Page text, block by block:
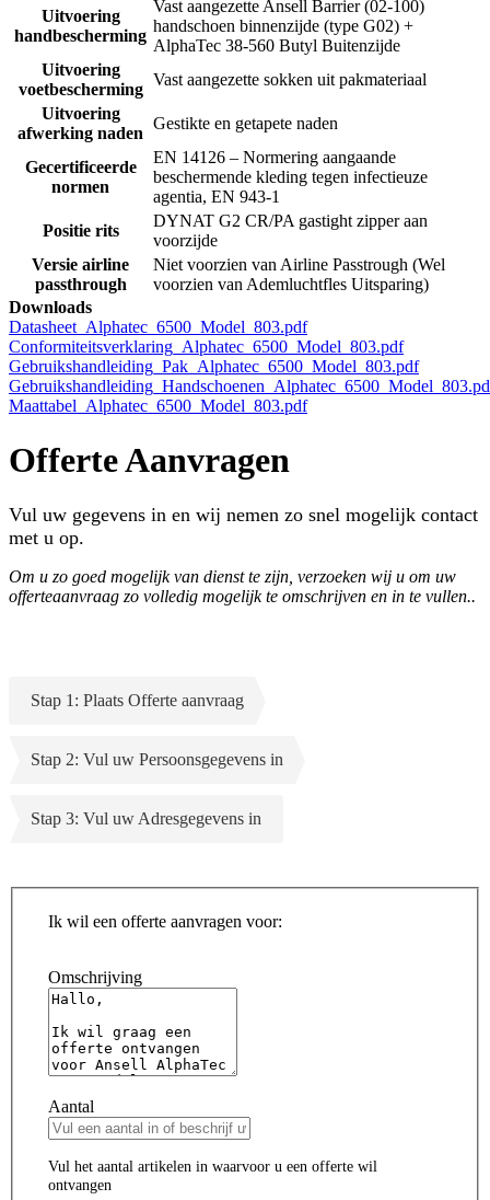
Uitvoering
handbescherming
Vast aangezette Ansell Barrier (02-100)
handschoen binnenzijde (type G02) +
AlphaTec 38-560 Butyl Buitenzijde
Uitvoering
voetbescherming
Vast aangezette sokken uit pakmateriaal
Uitvoering
afwerking naden
Gestikte en getapete naden
Gecertificeerde
normen
EN 14126 – Normering aangaande
beschermende kleding tegen infectieuze
agentia, EN 943-1
Positie rits
DYNAT G2 CR/PA gastight zipper aan
voorzijde
Versie airline
passthrough
Niet voorzien van Airline Passtrough (Wel
voorzien van Ademluchtfles Uitsparing)
Downloads
Datasheet_Alphatec_6500_Model_803.pdf
Conformiteitsverklaring_Alphatec_6500_Model_803.pdf
Gebruikshandleiding_Pak_Alphatec_6500_Model_803.pdf
Maattabel_Alphatec_6500_Model_803.pdf
Offerte Aanvragen
Vul uw gegevens in en wij nemen zo snel mogelijk contact
met u op.
Om u zo goed mogelijk van dienst te zijn, verzoeken wij u om uw
offerteaanvraag zo volledig mogelijk te omschrijven en in te vullen..
Stap 1: Plaats Offerte aanvraag
Stap 2: Vul uw Persoonsgegevens in
Stap 3: Vul uw Adresgegevens in
Ik wil een offerte aanvragen voor:
Omschrijving
Aantal
Vul het aantal artikelen in waarvoor u een offerte wil
ontvangen